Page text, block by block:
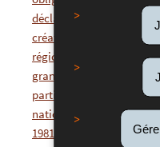
déclarant obligatoire le
création de zones
régions du pays autres
grand-ducal du 31 mai
partiel portant création
national dans les régions
1981